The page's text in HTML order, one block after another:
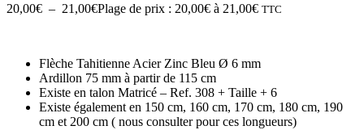
20,00€ – 21,00€Plage de prix : 20,00€ à 21,00€ TTC
Flèche Tahitienne Acier Zinc Bleu Ø 6 mm
Ardillon 75 mm à partir de 115 cm
Existe en talon Matricé – Ref. 308 + Taille + 6
Existe également en 150 cm, 160 cm, 170 cm, 180 cm, 190
cm et 200 cm ( nous consulter pour ces longueurs)